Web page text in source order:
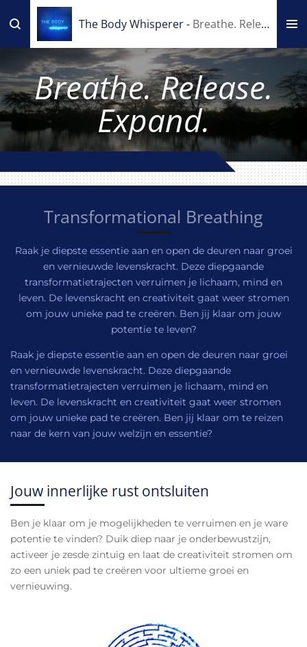
direct
hoofdinhoud
The Body Whisperer - Breathe. Release. Expand.
Breathe. Release.
Expand.
Transformational Breathing
Raak je diepste essentie aan en open de deuren naar groei
en vernieuwde levenskracht. Deze diepgaande
transformatietrajecten verruimen je lichaam, mind en
leven. De levenskracht en creativiteit gaat weer stromen
om jouw unieke pad te creëren. Ben jij klaar om jouw
potentie te leven?
Raak je diepste essentie aan en open de deuren naar groei
en vernieuwde levenskracht. Deze diepgaande
transformatietrajecten verruimen je lichaam, mind en
leven. De levenskracht en creativiteit gaat weer stromen
om jouw unieke pad te creëren. Ben jij klaar om te reizen
naar de kern van jouw welzijn en essentie?
Jouw innerlijke rust ontsluiten
Ben je klaar om je mogelijkheden te verruimen en je ware
potentie te vinden? Duik diep naar je onderbewustzijn,
activeer je zesde zintuig en laat de creativiteit stromen om
zo een uniek pad te creëren voor ultieme groei en
vernieuwing.